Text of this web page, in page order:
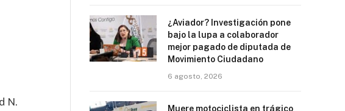
N.
¿Aviador? Investigación pone
bajo la lupa a colaborador
mejor pagado de diputada de
Movimiento Ciudadano
6 agosto, 2026
Muere motociclista en trágico